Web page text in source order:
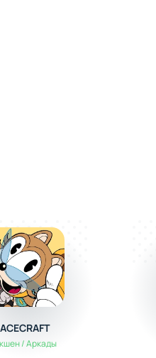
ACECRAFT
/ Аркады